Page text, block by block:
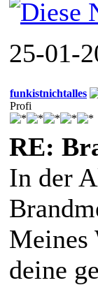
25-01-
funkistnichtalles
Profi
RE:
In der
Meines
deine